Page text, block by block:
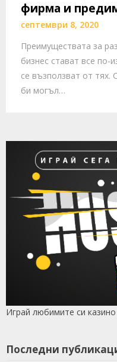
фирма и
септември 8, 2020
Преимуществата за
бизнес стават все по-
се възползват от тях.
би могъл…
Играй любимите си
Последни